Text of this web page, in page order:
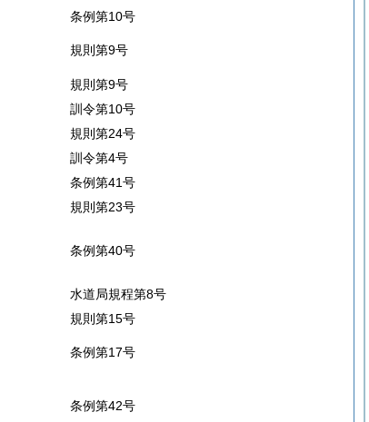
条例第10号
規則第9号
規則第9号
訓令第10号
規則第24号
訓令第4号
条例第41号
規則第23号
条例第40号
水道局規程第8号
規則第15号
条例第17号
条例第42号